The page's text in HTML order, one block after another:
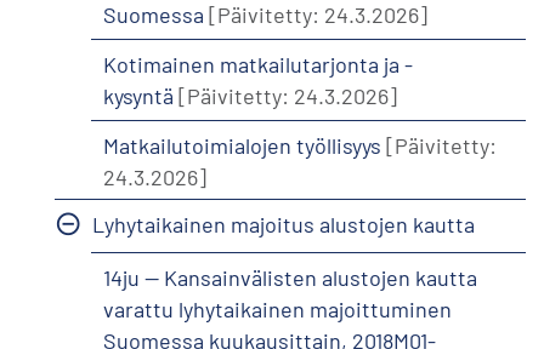
Suomessa [Päivitetty: 24.3.2026]
Kotimainen matkailutarjonta ja -
kysyntä [Päivitetty: 24.3.2026]
Matkailutoimialojen työllisyys [Päivitetty:
24.3.2026]
Lyhytaikainen majoitus alustojen kautta
14ju -- Kansainvälisten alustojen kautta
varattu lyhytaikainen majoittuminen
Suomessa kuukausittain, 2018M01-